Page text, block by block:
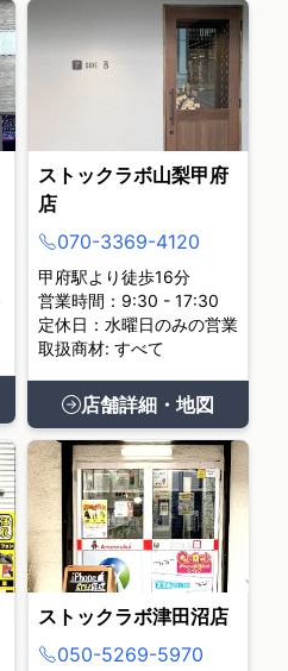
ストックラボ山梨甲府
店
070-3369-4120
甲府駅より徒歩16分
営業時間：9:30 - 17:30
定休日：水曜日のみの営業
取扱商材: すべて
店舗詳細・地図
ストックラボ津田沼店
050-5269-5970